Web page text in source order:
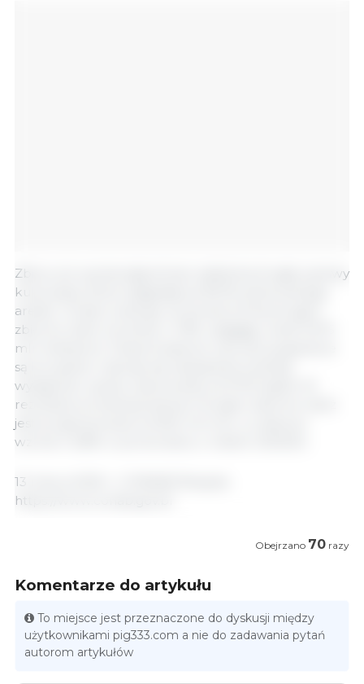
Zbiory soi wyznaczają tempo sadzenia drugiej uprawy
kukurydzy, która osiągnęła już 83,1% planowanego
areału. Conab oczekuje, że powierzchnia drugich
zbiorów zbóż wzrośnie o 1,9%, osiągając około 16,75
mln hektarów. Dotychczasowe warunki pogodowe
są korzystne i szacuje się odzyskanie średniej
wydajności upraw, szacowanej na 5703 kg/ha. W
rezultacie produkcja samych drugich zbiorów zbóż
jest prognozowana na 95,5 mln ton, co stanowi
wzrost o 5,8% w porównaniu z rokiem 2023/24.
13 marca 2025 r./ CONAB/ Brazylia.
https://www.conab.gov.br
Obejrzano 70 razy
Komentarze do artykułu
To miejsce jest przeznaczone do dyskusji między
użytkownikami pig333.com a nie do zadawania pytań
autorom artykułów